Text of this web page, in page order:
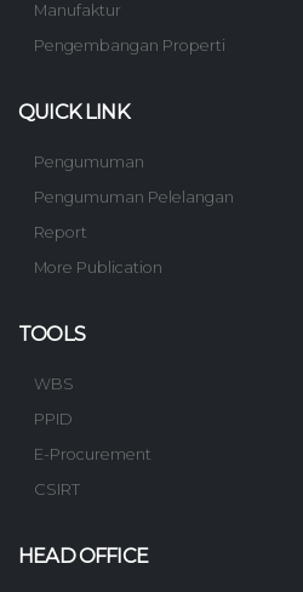
Manufaktur
Pengembangan Properti
QUICK LINK
Pengumuman
Pengumuman Pelelangan
Report
More Publication
TOOLS
WBS
PPID
E-Procurement
CSIRT
HEAD OFFICE